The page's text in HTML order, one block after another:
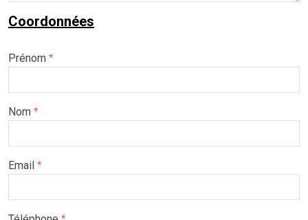
Coordonnées
Prénom *
Nom *
Email *